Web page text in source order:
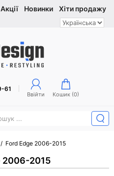
Акції Новинки Хіти продажу
61
Ввійти Кошик (0)
/ Ford Edge 2006-2015
2006-2015